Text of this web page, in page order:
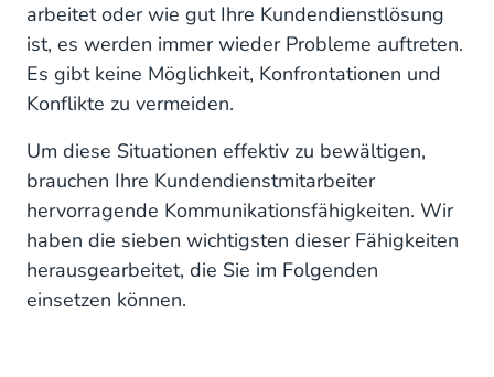
arbeitet oder wie gut Ihre Kundendienstlösung
ist, es werden immer wieder Probleme auftreten.
Es gibt keine Möglichkeit, Konfrontationen und
Konflikte zu vermeiden.
Um diese Situationen effektiv zu bewältigen,
brauchen Ihre Kundendienstmitarbeiter
hervorragende Kommunikationsfähigkeiten. Wir
haben die sieben wichtigsten dieser Fähigkeiten
herausgearbeitet, die Sie im Folgenden
einsetzen können.